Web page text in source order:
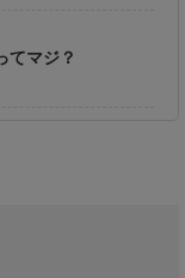
てマジ？